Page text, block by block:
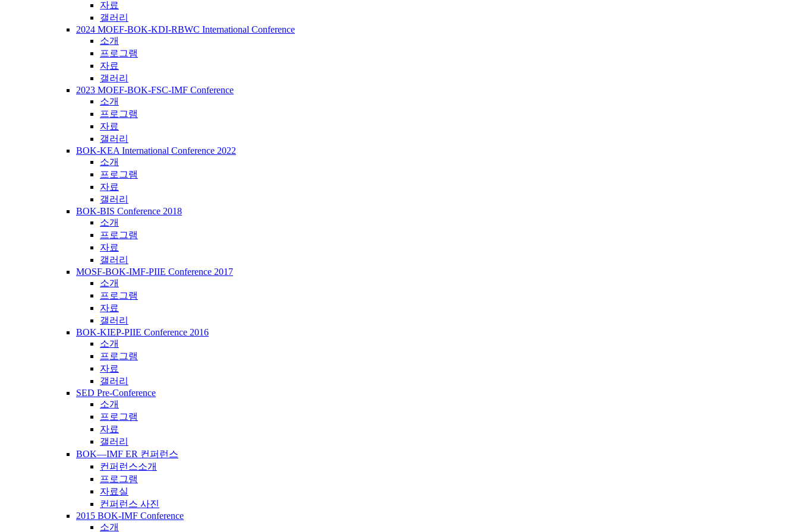
자료
갤러리
2024 MOEF-BOK-KDI-RBWC International Conference
소개
프로그램
자료
갤러리
2023 MOEF-BOK-FSC-IMF Conference
소개
프로그램
자료
갤러리
BOK-KEA International Conference 2022
소개
프로그램
자료
갤러리
BOK-BIS Conference 2018
소개
프로그램
자료
갤러리
MOSF-BOK-IMF-PIIE Conference 2017
소개
프로그램
자료
갤러리
BOK-KIEP-PIIE Conference 2016
소개
프로그램
자료
갤러리
SED Pre-Conference
소개
프로그램
자료
갤러리
BOK―IMF ER 컨퍼런스
컨퍼런스소개
프로그램
자료실
컨퍼런스 사진
2015 BOK-IMF Conference
소개